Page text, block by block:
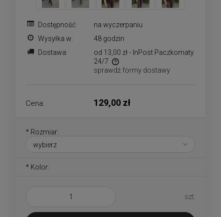
Dostępność:
na wyczerpaniu
Wysyłka w:
48 godzin
Dostawa:
od 13,00 zł - InPost Paczkomaty
24/7
Cena nie zawiera ewentualnych kosztów płatności
sprawdź formy dostawy
Cena: 129,00 zł
* Rozmiar:
* Kolor:
szt.